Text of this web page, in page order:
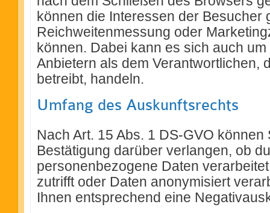
können die Interessen der Besucher
Reichweitenmessung oder
können. Dabei kann es sich auch
Anbietern als dem Verantwortlichen,
betreibt, handeln.
Umfang des Auskunftsrechts
Nach Art. 15 Abs. 1 DS-GVO können
Bestätigung darüber verlangen, ob
personenbezogene Daten
zutrifft oder Daten anonymisiert
Ihnen entsprechend eine